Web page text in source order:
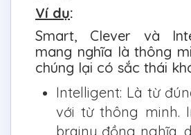
Ví dụ:
Smart, Clever và
mang nghĩa là thông
chúng lại có sắc thái
Intelligent: Là từ
với từ thông minh.
brainy đồng nghĩa,